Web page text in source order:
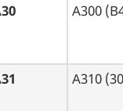
A300
A310